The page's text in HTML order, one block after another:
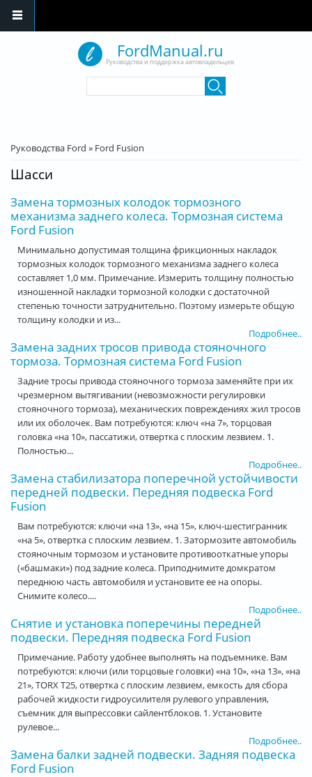
FordManual.ru
Руководства и поддержка автовладельцев
Вы здесь
Руководства Ford » Ford Fusion
Шасси
Замена тормозных колодок тормозного
механизма заднего колеса. Тормозная система
Ford Fusion
Минимально допустимая толщина фрикционных накладок
тормозных колодок тормозного механизма заднего колеса
составляет 1,0 мм. Примечание. Измерить толщину полностью
изношенной накладки тормозной колодки с достаточной
степенью точности затруднительно. Поэтому измерьте общую
толщину колодки и из...
Подробнее..
Замена задних тросов привода стояночного
тормоза. Тормозная система Ford Fusion
Задние тросы привода стояночного тормоза заменяйте при их
чрезмерном вытягивании (невозможности регулировки
стояночного тормоза), механических повреждениях жил тросов
или их оболочек. Вам потребуются: ключ «на 7», торцовая
головка «на 10», пассатижи, отвертка с плоским лезвием. 1.
Полностью...
Подробнее..
Замена стабилизатора поперечной устойчивости
передней подвески. Передняя подвеска Ford
Fusion
Вам потребуются: ключи «на 13», «на 15», ключ-шестигранник
«на 5», отвертка с плоским лезвием. 1. Затормозите автомобиль
стояночным тормозом и установите противооткатные упоры
(«башмаки») под задние колеса. Приподнимите домкратом
переднюю часть автомобиля и установите ее на опоры.
Снимите колесо....
Подробнее..
Снятие и установка поперечины передней
подвески. Передняя подвеска Ford Fusion
Примечание. Работу удобнее выполнять на подъемнике. Вам
потребуются: ключи (или торцовые головки) «на 10», «на 13», «на
21», TORX Т25, отвертка с плоским лезвием, емкость для сбора
рабочей жидкости гидроусилителя рулевого управления,
съемник для выпрессовки сайлентблоков. 1. Установите
рулевое...
Подробнее..
Замена балки задней подвески. Задняя подвеска
Ford Fusion